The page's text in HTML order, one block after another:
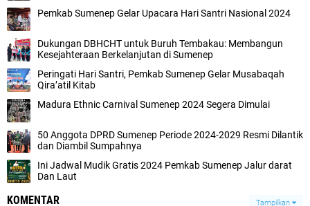
Pemkab Sumenep Gelar Upacara Hari Santri Nasional 2024
Dukungan DBHCHT untuk Buruh Tembakau: Membangun
Kesejahteraan Berkelanjutan di Sumenep
Peringati Hari Santri, Pemkab Sumenep Gelar Musabaqah
Qira’atil Kitab
Madura Ethnic Carnival Sumenep 2024 Segera Dimulai
50 Anggota DPRD Sumenep Periode 2024-2029 Resmi Dilantik
dan Diambil Sumpahnya
Ini Jadwal Mudik Gratis 2024 Pemkab Sumenep Jalur darat
Dan Laut
KOMENTAR Tampilkan